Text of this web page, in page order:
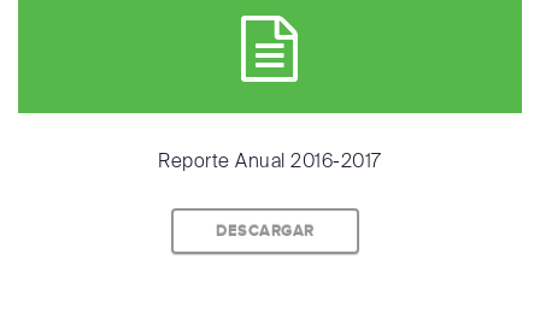
Reporte Anual 2016-2017
DESCARGAR